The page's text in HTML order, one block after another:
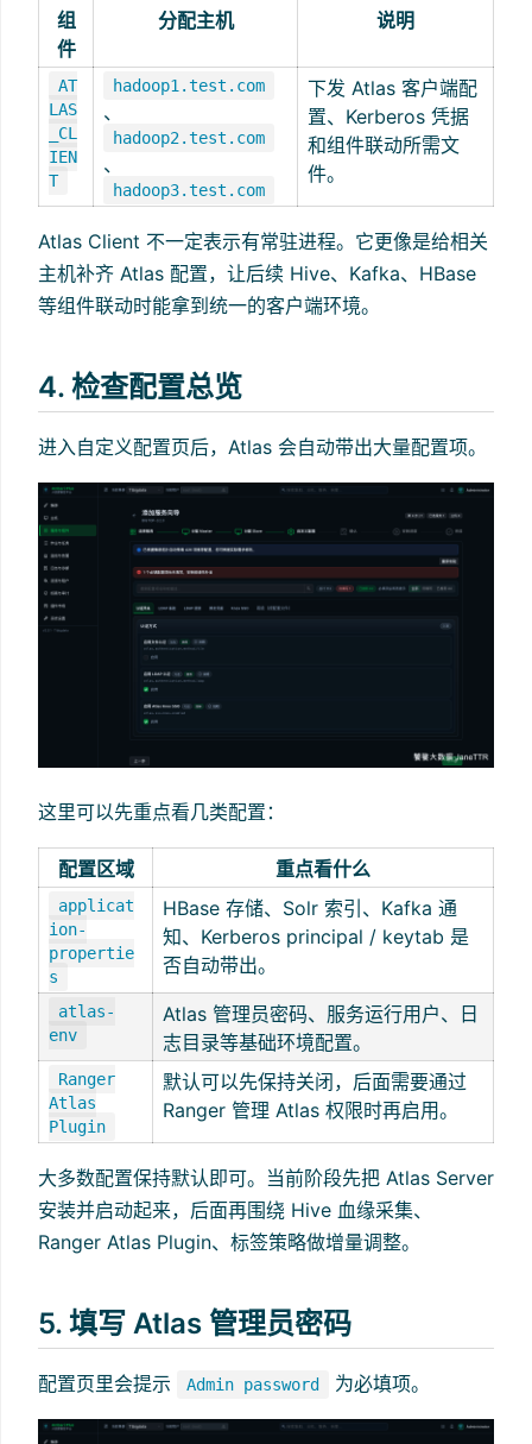
组
件
分配主机 说明
AT
LAS
_CL
IEN
T
hadoop1.test.com
、
hadoop2.test.com
、
hadoop3.test.com
下发 Atlas 客户端配
置、Kerberos 凭据
和组件联动所需文
件。
Atlas Client 不一定表示有常驻进程。它更像是给相关
主机补齐 Atlas 配置，让后续 Hive、Kafka、HBase
等组件联动时能拿到统一的客户端环境。
4. 检查配置总览
进入自定义配置页后，Atlas 会自动带出大量配置项。
这里可以先重点看几类配置：
配置区域 重点看什么
applicat
ion-
propertie
s
HBase 存储、Solr 索引、Kafka 通
知、Kerberos principal / keytab 是
否自动带出。
atlas-
env
Atlas 管理员密码、服务运行用户、日
志目录等基础环境配置。
Ranger
Atlas
Plugin
默认可以先保持关闭，后面需要通过
Ranger 管理 Atlas 权限时再启用。
大多数配置保持默认即可。当前阶段先把 Atlas Server
安装并启动起来，后面再围绕 Hive 血缘采集、
Ranger Atlas Plugin、标签策略做增量调整。
5. 填写 Atlas 管理员密码
配置页里会提示 Admin password 为必填项。